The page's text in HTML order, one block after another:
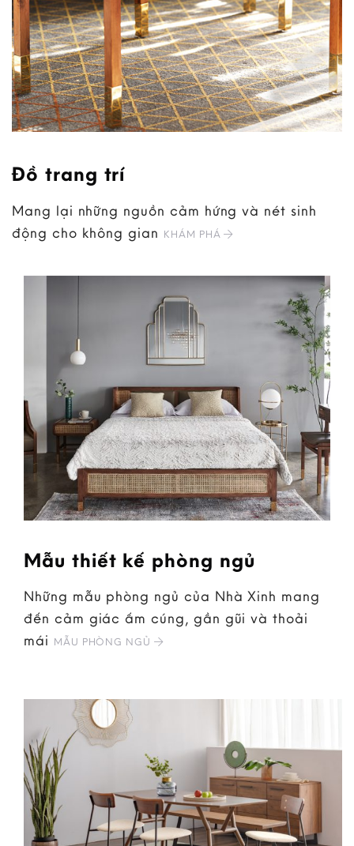
Đồ trang trí
Mang lại những nguồn cảm hứng và nét sinh
động cho không gian KHÁM PHÁ
Mẫu thiết kế phòng ngủ
Những mẫu phòng ngủ của Nhà Xinh mang
đến cảm giác ấm cúng, gần gũi và thoải
mái MẪU PHÒNG NGỦ